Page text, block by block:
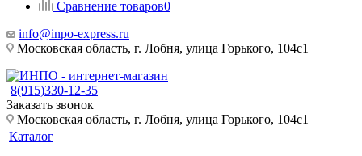
Сравнение товаров0
info@inpo-express.ru
Московская область, г. Лобня, улица Горького, 104с1
8(915)330-12-35
Заказать звонок
Московская область, г. Лобня, улица Горького, 104с1
Каталог